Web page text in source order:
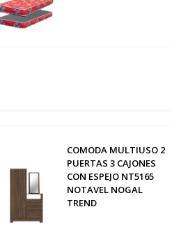
COMODA MULTIUSO 2
PUERTAS 3 CAJONES
CON ESPEJO NT5165
NOTAVEL NOGAL
TREND